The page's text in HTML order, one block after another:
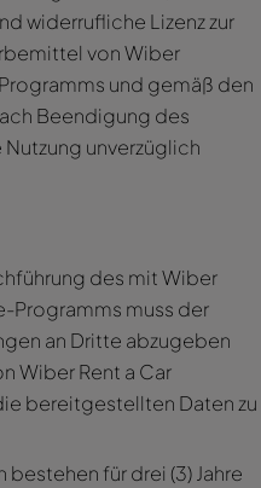
widerrufliche Lizenz zur
von Wiber
und gemäß den
Beendigung des
unverzüglich
des mit Wiber
Programms muss der
an Dritte abzugeben
Wiber Rent a Car
bereitgestellten Daten zu
für drei (3) Jahre